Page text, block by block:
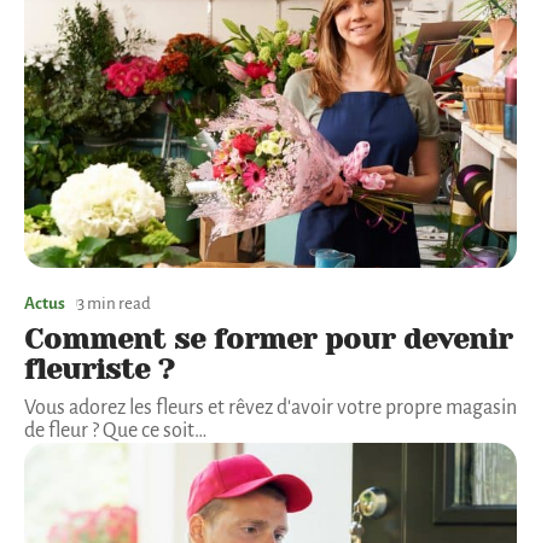
Actus 3 min read
Comment se former pour devenir
fleuriste ?
Vous adorez les fleurs et rêvez d'avoir votre propre magasin
de fleur ? Que ce soit…